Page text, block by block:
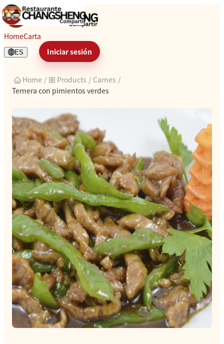
Ternera con pimientos verdes
HomeCarta
ES Iniciar sesión
Home / Products / Carnes /
Ternera con pimientos verdes